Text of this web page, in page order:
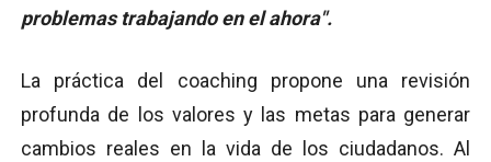
problemas trabajando en el ahora".
La práctica del coaching propone una revisión
profunda de los valores y las metas para generar
cambios reales en la vida de los ciudadanos. Al